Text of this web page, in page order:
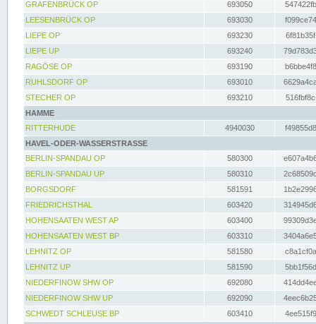
GRAFENBRÜCK OP
693050
LEESENBRÜCK OP
693030
LIEPE OP
693230
LIEPE UP
693240
RAGÖSE OP
693190
RUHLSDORF OP
693010
STECHER OP
693210
HAMME
RITTERHUDE
4940030
HAVEL-ODER-WASSERSTRASSE
BERLIN-SPANDAU OP
580300
BERLIN-SPANDAU UP
580310
BORGSDORF
581591
FRIEDRICHSTHAL
603420
HOHENSAATEN WEST AP
603400
HOHENSAATEN WEST BP
603310
LEHNITZ OP
581580
LEHNITZ UP
581590
NIEDERFINOW SHW OP
692080
NIEDERFINOW SHW UP
692090
SCHWEDT SCHLEUSE BP
603410